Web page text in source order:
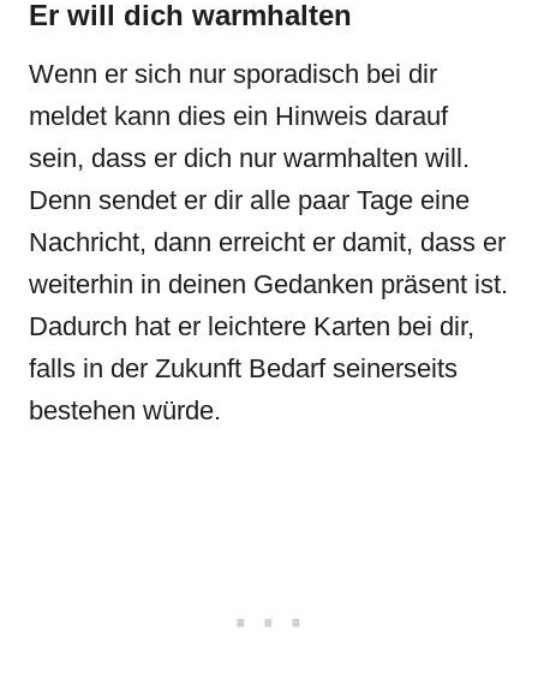
Er will dich warmhalten
Wenn er sich nur sporadisch bei dir
meldet kann dies ein Hinweis darauf
sein, dass er dich nur warmhalten will.
Denn sendet er dir alle paar Tage eine
Nachricht, dann erreicht er damit, dass er
weiterhin in deinen Gedanken präsent ist.
Dadurch hat er leichtere Karten bei dir,
falls in der Zukunft Bedarf seinerseits
bestehen würde.